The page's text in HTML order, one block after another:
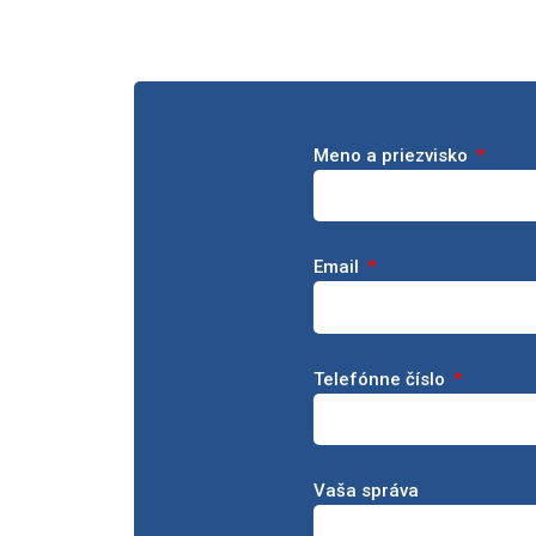
Meno a priezvisko
Email
Telefónne číslo
Vaša správa